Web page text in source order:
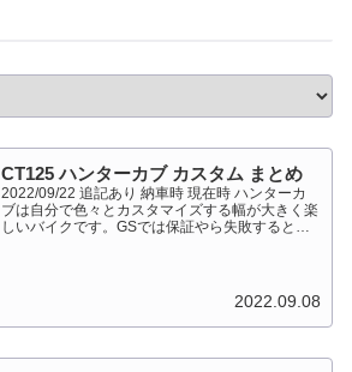
CT125 ハンターカブ カスタム まとめ
2022/09/22 追記あり 納車時 現在時 ハンターカ
ブは自分で色々とカスタマイズする幅が大きく楽
しいバイクです。GSでは保証やら失敗すると高
2022.09.08